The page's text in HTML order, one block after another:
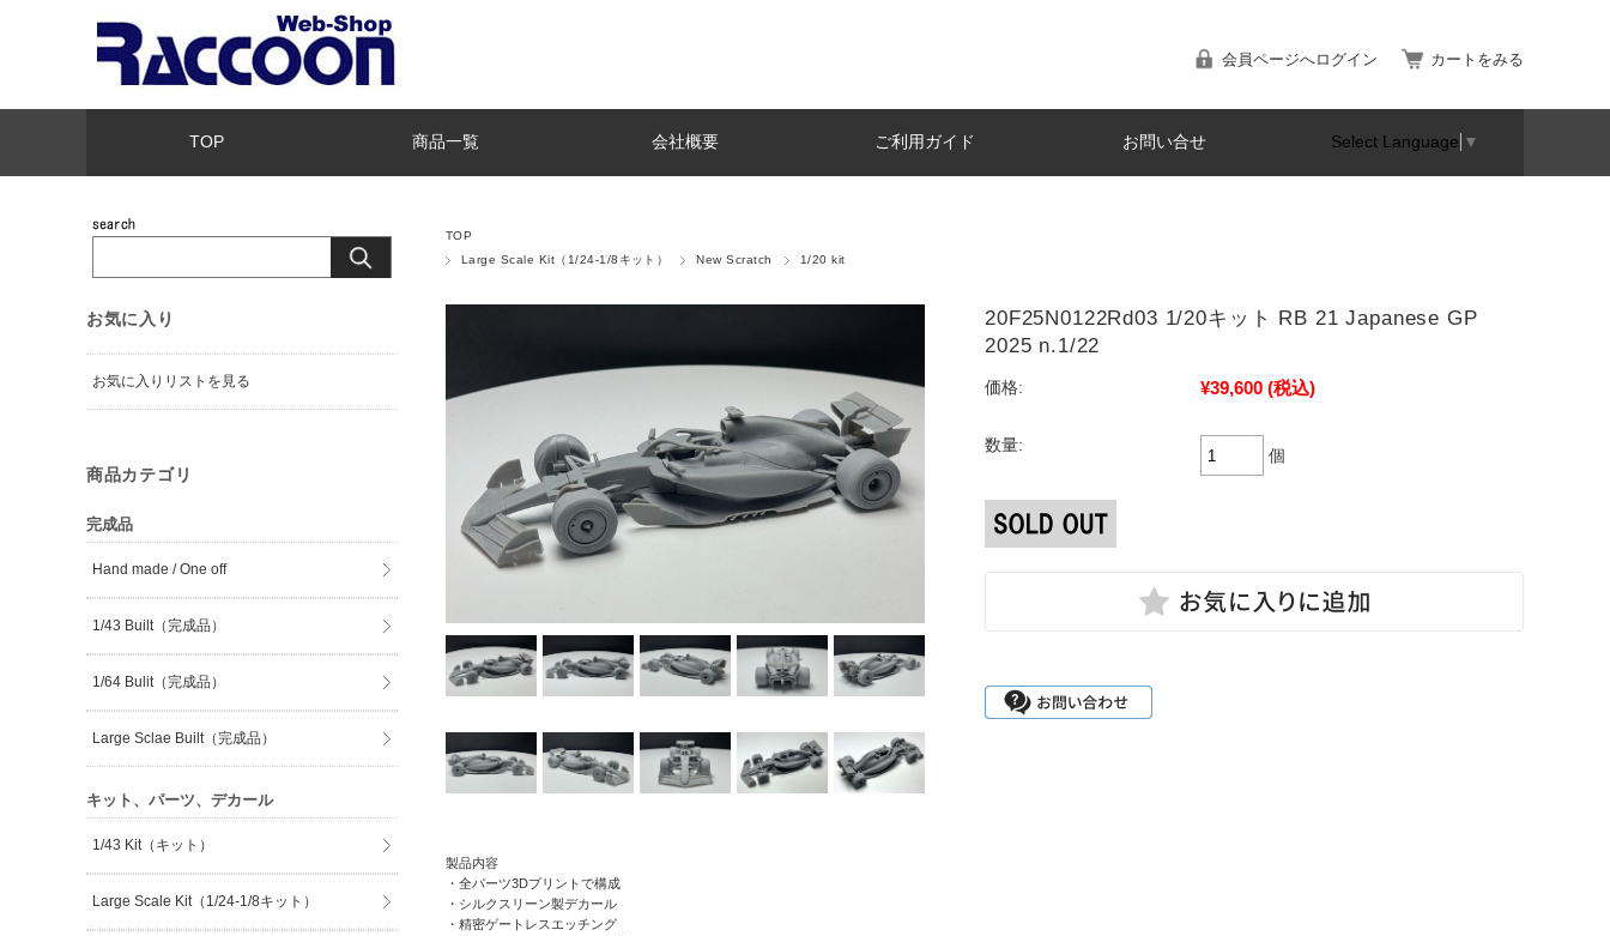
会員ページへログイン カートをみる
TOP 商品一覧 会社概要 ご利用ガイド お問い合せ Select Language ▼
TOP
Large Scale Kit（1/24-1/8キット）
New Scratch 1/20 kit
20F25N0122Rd03 1/20キット RB 21 Japanese GP
2025 n.1/22
価格: ¥39,600 (税込)
数量:
個
製品内容
・全パーツ3Dプリントで構成
・シルクスリーン製デカール
・精密ゲートレスエッチング
お気に入り
お気に入りリストを見る
商品カテゴリ
完成品
Hand made / One off
1/43 Built（完成品）
1/64 Bulit（完成品）
Large Sclae Built（完成品）
キット、パーツ、デカール
1/43 Kit（キット）
Large Scale Kit（1/24-1/8キット）